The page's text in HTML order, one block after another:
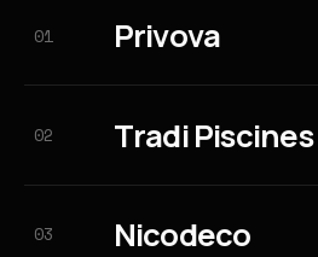
01 Privova
02 TradiPiscines
03 Nicodeco